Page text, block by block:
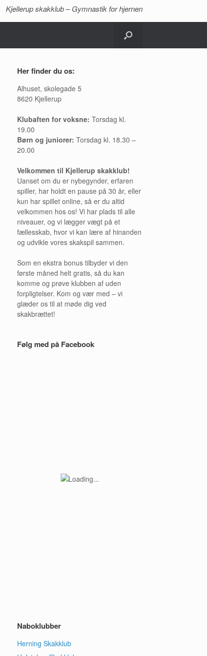
Kjellerup skakklub – Gymnastik for hjernen
Her finder du os:
Alhuset, skolegade 5
8620 Kjellerup
Klubaften for voksne: Torsdag kl.
19.00
Børn og juniorer: Torsdag kl. 18.30 –
20.00
Velkommen til Kjellerup skakklub!
Uanset om du er nybegynder, erfaren
spiller, har holdt en pause på 30 år, eller
kun har spillet online, så er du altid
velkommen hos os! Vi har plads til alle
niveauer, og vi lægger vægt på et
fællesskab, hvor vi kan lære af hinanden
og udvikle vores skakspil sammen.
Som en ekstra bonus tilbyder vi den
første måned helt gratis, så du kan
komme og prøve klubben af uden
forpligtelser. Kom og vær med – vi
glæder os til at møde dig ved
skakbrættet!
Følg med på Facebook
Naboklubber
Herning Skakklub